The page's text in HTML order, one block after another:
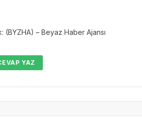
(BYZHA) – Beyaz Haber Ajansı
YAZ